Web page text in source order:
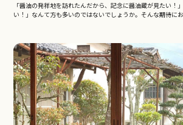
「醤油の発祥地を訪れたんだから、記念に醤油蔵が見たい！
い！」なんて方も多いのではないでしょうか。そんな期待に